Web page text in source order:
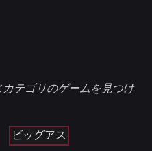
テゴリのゲームを見つけ
ビッグアス